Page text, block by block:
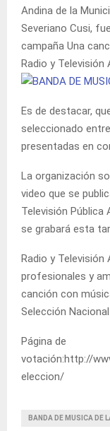
Andina de la
Severiano Cusi,
campaña Una
Radio y Televisión
Es de destacar,
seleccionado
presentadas en
La organización
video que se
Televisión Pública
se grabará esta
Radio y
profesionales y
canción con
Selección
Página de
votación:http://
eleccion/
BANDA DE MUSICA DE